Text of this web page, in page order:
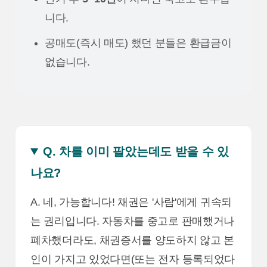
니다.
공매도(즉시 매도) 했던 분들은 환급금이
없습니다.
Q. 차를 이미 팔았는데도 받을 수 있
나요?
A. 네, 가능합니다! 채권은 '사람'에게 귀속되
는 권리입니다. 자동차를 중고로 판매했거나
폐차했더라도, 채권증서를 양도하지 않고 본
인이 가지고 있었다면(또는 전자 등록되었다